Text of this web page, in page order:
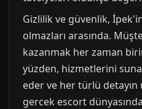
Gizlilik ve güvenlik,
olmazları arasında.
kazanmak her zaman
yüzden, hizmetlerini
eder ve her türlü
gercek escort